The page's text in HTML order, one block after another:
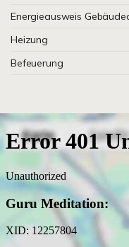
Energieausweis
Heizung
Befeuerung